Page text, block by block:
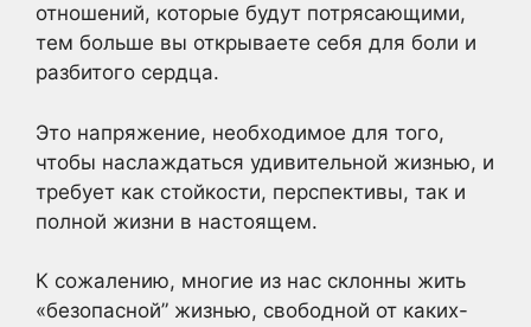
отношений, которые будут потрясающими,
тем больше вы открываете себя для боли и
разбитого сердца.
Это напряжение, необходимое для того,
чтобы наслаждаться удивительной жизнью, и
требует как стойкости, перспективы, так и
полной жизни в настоящем.
К сожалению, многие из нас склонны жить
«безопасной” жизнью, свободной от каких-